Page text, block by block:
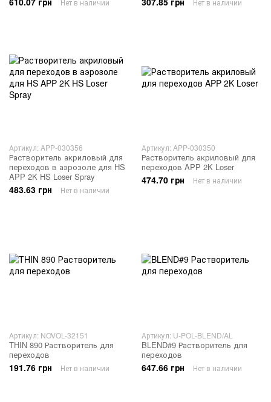
Нет в наличии Нет в наличии
Артикул: APP-030356
Растворитель акриловый для
переходов в аэрозоле для HS
APP 2K HS Loser Spray
483.63 грн Нет в наличии
Артикул: APP-030350
Растворитель акриловый для
переходов APP 2K Loser
474.70 грн Нет в наличии
Артикул: NOVOL-32151
THIN 890 Растворитель для
переходов
191.76 грн Нет в наличии
Артикул: U-POL-BLEND/AL
BLEND#9 Растворитель для
переходов
647.66 грн Нет в наличии